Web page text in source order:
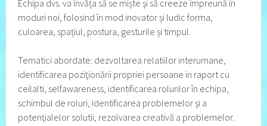
Echipa dvs. va învăța să se miște şi să creeze împreună în
moduri noi, folosind în mod inovator și ludic forma,
culoarea, spațiul, postura, gesturile și timpul.
Tematici abordate: dezvoltarea relatiilor interumane,
identificarea poziţionării propriei persoane in raport cu
ceilalti, selfawareness, identificarea rolurilor în echipa,
schimbul de roluri, identificarea problemelor şi a
potenţialelor solutii, rezolvarea creativă a problemelor.